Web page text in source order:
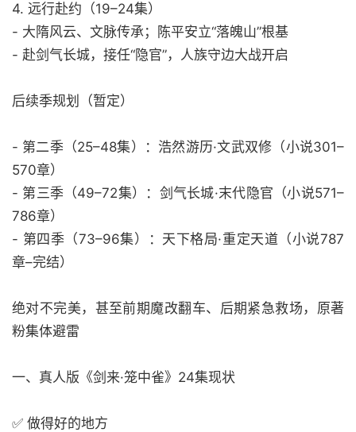
4. 远行赴约（19–24集）
- 大隋风云、文脉传承；陈平安立“落魄山”根基
- 赴剑气长城，接任“隐官”，人族守边大战开启
后续季规划（暂定）
- 第二季（25–48集）：浩然游历·文武双修（小说301–
570章）
- 第三季（49–72集）：剑气长城·末代隐官（小说571–
786章）
- 第四季（73–96集）：天下格局·重定天道（小说787
章–完结）
绝对不完美，甚至前期魔改翻车、后期紧急救场，原著
粉集体避雷
一、真人版《剑来·笼中雀》24集现状
✅ 做得好的地方